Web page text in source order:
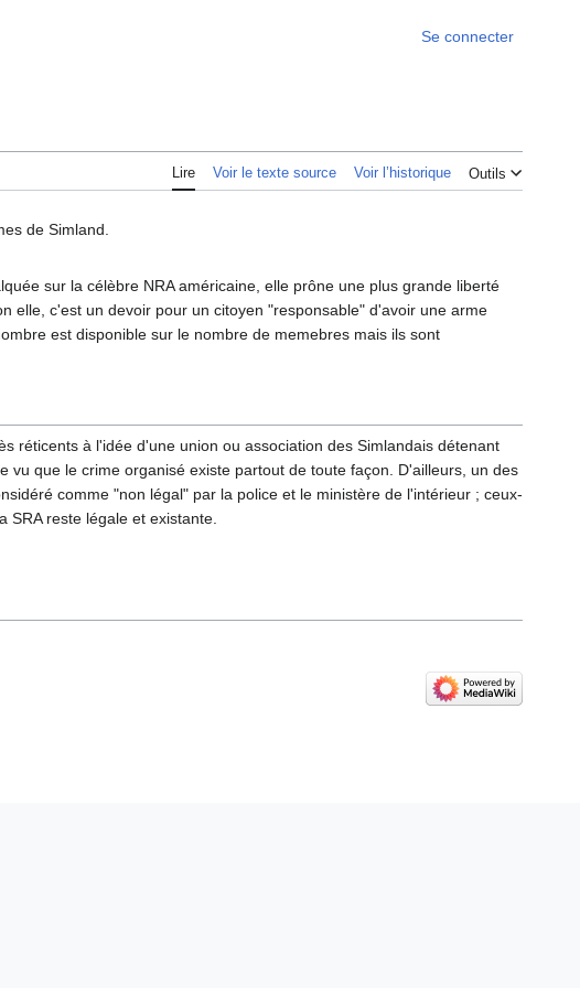
Se connecter
Lire Voir le texte source Voir l’historique Outils
de Simland.
sur la célèbre NRA américaine, elle prône une plus grande liberté
elle, c'est un devoir pour un citoyen "responsable" d'avoir une arme
est disponible sur le nombre de memebres mais ils sont
réticents à l'idée d'une union ou association des Simlandais détenant
que le crime organisé existe partout de toute façon. D'ailleurs, un des
comme "non légal" par la police et le ministère de l'intérieur ; ceux-
SRA reste légale et existante.